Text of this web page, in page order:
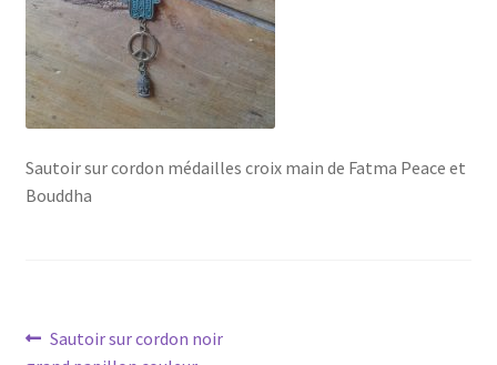
Sautoir sur cordon médailles croix main de Fatma Peace et
Bouddha
Navigation
Article
Sautoir sur cordon noir